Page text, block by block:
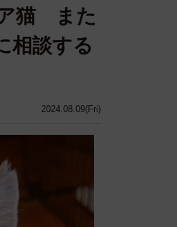
2024.08.09(Fri)
ア猫 また
相談する